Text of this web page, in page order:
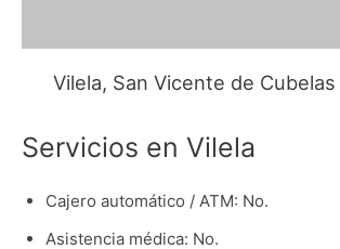
Vilela, San Vicente de
Servicios en Vilela
Cajero automático / ATM: No.
Asistencia médica: No.